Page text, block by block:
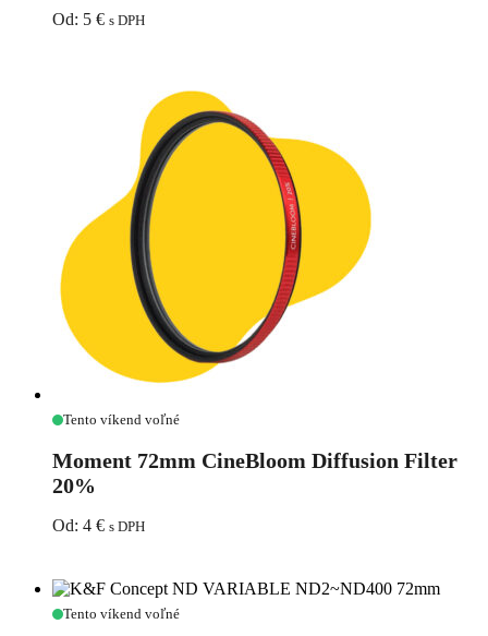
Stops
Od: 5 € s DPH
Moment
CineBloom
Diffusion
Filter
Tento víkend voľné
Moment 72mm CineBloom Diffusion Filter
20%
Od: 4 € s DPH
K&F
Tento víkend voľné